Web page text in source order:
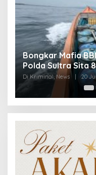
Bongkar Mafia
Polda Sultra Sita
Ringkus 3
Di Kriminal, News | 20